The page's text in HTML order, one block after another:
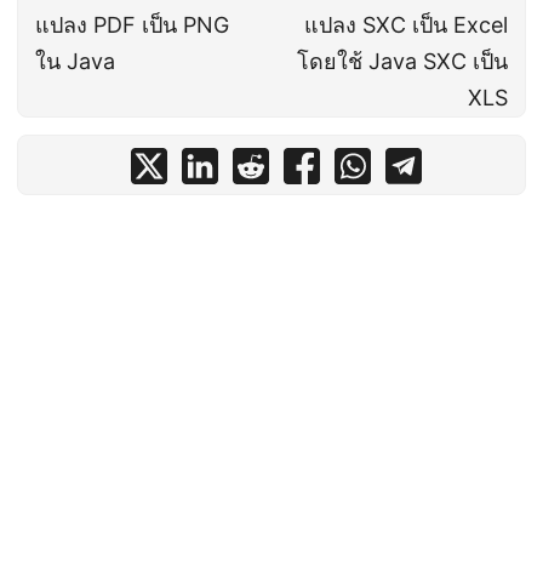
แปลง PDF เป็น PNG
ใน Java
แปลง SXC เป็น Excel
โดยใช้ Java SXC เป็น
XLS